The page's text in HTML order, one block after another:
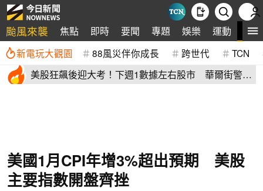
颱風來襲 焦點 即時 要聞 專題 娛樂 運動 全
新電玩大觀園 88風災伴你成長 跨世代 TCN
美股狂飆後迎大考！下週1數據左右股市 華爾街警
美國1月CPI年增3%超出預期 美股
主要指數開盤齊挫